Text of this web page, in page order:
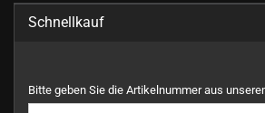
Schnellkauf
BITTE
GEBEN
Bitte geben Sie die Artikelnummer aus